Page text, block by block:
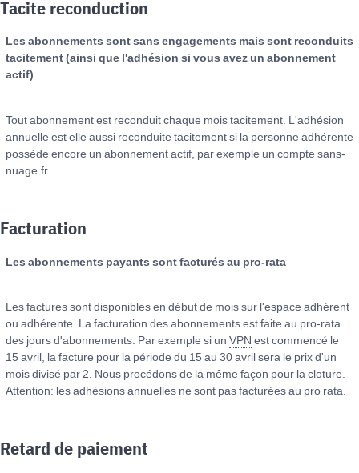
Tacite reconduction
Les abonnements sont sans engagements mais sont reconduits
tacitement (ainsi que l'adhésion si vous avez un abonnement
actif)
Tout abonnement est reconduit chaque mois tacitement. L'adhésion
annuelle est elle aussi reconduite tacitement si la personne adhérente
possède encore un abonnement actif, par exemple un compte sans-
nuage.fr.
Facturation
Les abonnements payants sont facturés au pro-rata
Les factures sont disponibles en début de mois sur l'espace adhérent
ou adhérente. La facturation des abonnements est faite au pro-rata
des jours d'abonnements. Par exemple si un VPN est commencé le
15 avril, la facture pour la période du 15 au 30 avril sera le prix d'un
mois divisé par 2. Nous procédons de la même façon pour la cloture.
Attention: les adhésions annuelles ne sont pas facturées au pro rata.
Retard de paiement